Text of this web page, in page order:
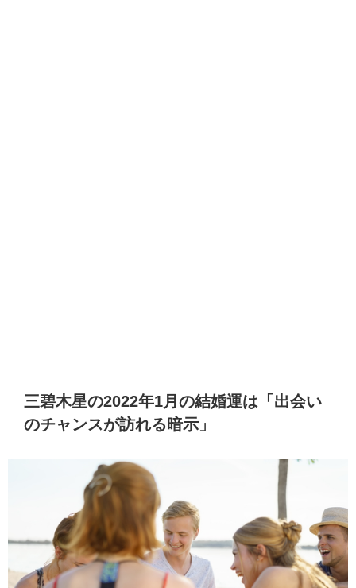
三碧木星の2022年1月の結婚運は「出会い
のチャンスが訪れる暗示」